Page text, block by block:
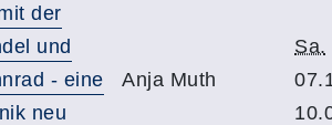
der
und
- eine
neu
Anja Muth
Sa.